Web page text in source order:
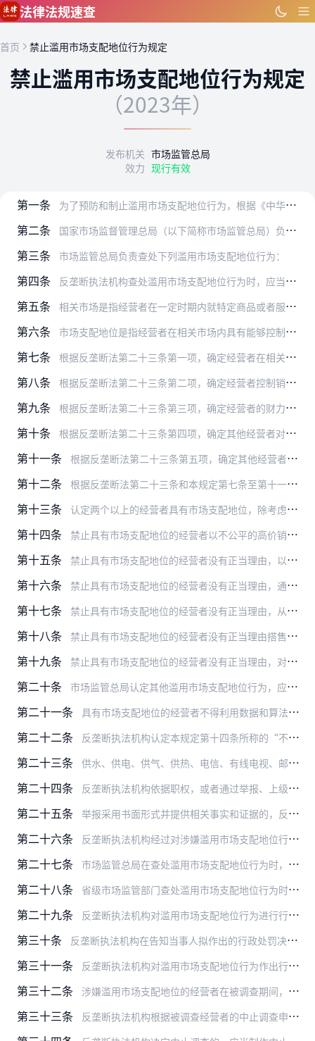
跳到主要内容
法律法规速查
首页 禁止滥用市场支配地位行为规定
禁止滥用市场支配地位行为规定
（2023年）
发布机关 市场监管总局
效力 现行有效
第一条 为了预防和制止滥用市场支配地位行为，根据《中华人民共和国反垄断法》（以下简称反垄断法），制定本规定。
第二条 国家市场监督管理总局（以下简称市场监管总局）负责滥用市场支配地位行为的反垄断统一执法工作。
第三条 市场监管总局负责查处下列滥用市场支配地位行为：
第四条 反垄断执法机构查处滥用市场支配地位行为时，应当平等对待所有经营者。
第五条 相关市场是指经营者在一定时期内就特定商品或者服务（以下统称商品）进行竞争的商品范围和地域范围，包括相关商品市场和相关地域市场。
第六条 市场支配地位是指经营者在相关市场内具有能够控制商品价格、数量或者其他交易条件，或者能够阻碍、影响其他经营者进入相关市场能力的市场地位。
第七条 根据反垄断法第二十三条第一项，确定经营者在相关市场的市场份额，可以考虑一定时期内经营者的特定商品销售金额、销售数量或者其他指标在相关市场所占的比重。
第八条 根据反垄断法第二十三条第二项，确定经营者控制销售市场或者原材料采购市场的能力，可以考虑该经营者控制产业链上下游市场的能力，控制销售渠道或者采购渠道的能力，影响或…
第九条 根据反垄断法第二十三条第三项，确定经营者的财力和技术条件，可以考虑该经营者的资产规模、盈利能力、融资能力、研发能力、技术装备、技术创新和应用能力、拥有的知识产权…
第十条 根据反垄断法第二十三条第四项，确定其他经营者对该经营者在交易上的依赖程度，可以考虑其他经营者与该经营者之间的交易关系、交易量、交易持续时间、在合理时间内转向其他…
第十一条 根据反垄断法第二十三条第五项，确定其他经营者进入相关市场的难易程度，可以考虑市场准入、获取必要资源的难度、采购和销售渠道的控制情况、资金投入规模、技术壁垒、品牌…
第十二条 根据反垄断法第二十三条和本规定第七条至第十一条规定认定平台经济领域经营者具有市场支配地位，还可以考虑相关行业竞争特点、经营模式、交易金额、交易数量、用户数量、网…
第十三条 认定两个以上的经营者具有市场支配地位，除考虑本规定第七条至第十二条规定的因素外，还应当考虑经营者行为一致性、市场结构、相关市场透明度、相关商品同质化程度等因素。
第十四条 禁止具有市场支配地位的经营者以不公平的高价销售商品或者以不公平的低价购买商品。
第十五条 禁止具有市场支配地位的经营者没有正当理由，以低于成本的价格销售商品。
第十六条 禁止具有市场支配地位的经营者没有正当理由，通过下列方式拒绝与交易相对人进行交易：
第十七条 禁止具有市场支配地位的经营者没有正当理由，从事下列限定交易行为：
第十八条 禁止具有市场支配地位的经营者没有正当理由搭售商品，或者在交易时附加其他不合理的交易条件：
第十九条 禁止具有市场支配地位的经营者没有正当理由，对条件相同的交易相对人在交易条件上实行下列差别待遇：
第二十条 市场监管总局认定其他滥用市场支配地位行为，应当同时符合下列条件：
第二十一条 具有市场支配地位的经营者不得利用数据和算法、技术以及平台规则等从事本规定第十四条至第二十条规定的滥用市场支配地位行为。
第二十二条 反垄断执法机构认定本规定第十四条所称的“不公平”和第十五条至第二十条所称的“正当理由”，还应当考虑下列因素：
第二十三条 供水、供电、供气、供热、电信、有线电视、邮政、交通运输等公用事业领域经营者应当依法经营，不得滥用其市场支配地位损害消费者利益和社会公共利益。
第二十四条 反垄断执法机构依据职权，或者通过举报、上级机关交办、其他机关移送、下级机关报告、经营者主动报告等途径，发现涉嫌滥用市场支配地位行为。
第二十五条 举报采用书面形式并提供相关事实和证据的，反垄断执法机构应当进行必要的调查。书面举报一般包括下列内容：
第二十六条 反垄断执法机构经过对涉嫌滥用市场支配地位行为的必要调查，符合下列条件的，应当立案：
第二十七条 市场监管总局在查处滥用市场支配地位行为时，可以委托省级市场监管部门进行调查。
第二十八条 省级市场监管部门查处滥用市场支配地位行为时，可以根据需要商请相关省级市场监管部门协助调查，相关省级市场监管部门应当予以协助。
第二十九条 反垄断执法机构对滥用市场支配地位行为进行行政处罚的，应当在作出行政处罚决定之前，书面告知当事人拟作出的行政处罚内容及事实、理由、依据，并告知当事人依法享有的陈述…
第三十条 反垄断执法机构在告知当事人拟作出的行政处罚决定后，应当充分听取当事人的意见，对当事人提出的事实、理由和证据进行复核。
第三十一条 反垄断执法机构对滥用市场支配地位行为作出行政处罚决定，应当依法制作行政处罚决定书，并加盖本部门印章。
第三十二条 涉嫌滥用市场支配地位的经营者在被调查期间，可以提出中止调查申请，承诺在反垄断执法机构认可的期限内采取具体措施消除行为影响。
第三十三条 反垄断执法机构根据被调查经营者的中止调查申请，在考虑行为的性质、持续时间、后果、社会影响、经营者承诺的措施及其预期效果等具体情况后，决定是否中止调查。